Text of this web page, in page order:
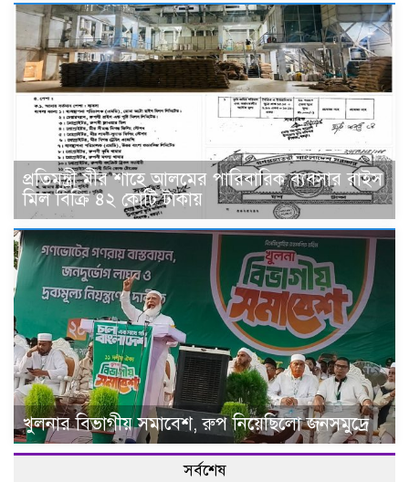
প্রতিমন্ত্রী মীর শাহে আলমের পারিবারিক ব‍্যবসার রাইস
মিল বিক্রি ৪২ কোটি টাকায়
খুলনার বিভাগীয় সমাবেশ, রুপ নিয়েছিলো জনসমুদ্রে
সর্বশেষ